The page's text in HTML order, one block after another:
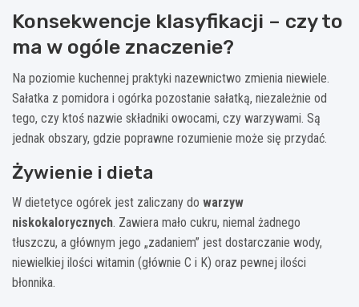
Konsekwencje klasyfikacji – czy to
ma w ogóle znaczenie?
Na poziomie kuchennej praktyki nazewnictwo zmienia niewiele.
Sałatka z pomidora i ogórka pozostanie sałatką, niezależnie od
tego, czy ktoś nazwie składniki owocami, czy warzywami. Są
jednak obszary, gdzie poprawne rozumienie może się przydać.
Żywienie i dieta
W dietetyce ogórek jest zaliczany do warzyw
niskokalorycznych. Zawiera mało cukru, niemal żadnego
tłuszczu, a głównym jego „zadaniem” jest dostarczanie wody,
niewielkiej ilości witamin (głównie C i K) oraz pewnej ilości
błonnika.